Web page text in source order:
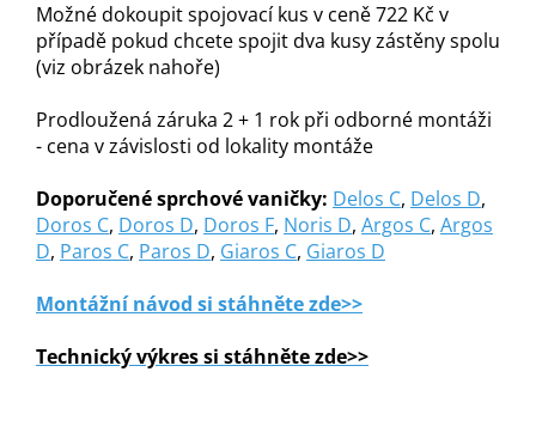
Možné dokoupit spojovací kus v ceně 722 Kč v
případě pokud chcete spojit dva kusy zástěny spolu
(viz obrázek nahoře)
Prodloužená záruka 2 + 1 rok při odborné montáži
- cena v závislosti od lokality montáže
Doporučené sprchové vaničky: Delos C, Delos D,
Doros C, Doros D, Doros F, Noris D, Argos C, Argos
D, Paros C, Paros D, Giaros C, Giaros D
Montážní návod si stáhněte zde>>
Technický výkres si stáhněte zde>>